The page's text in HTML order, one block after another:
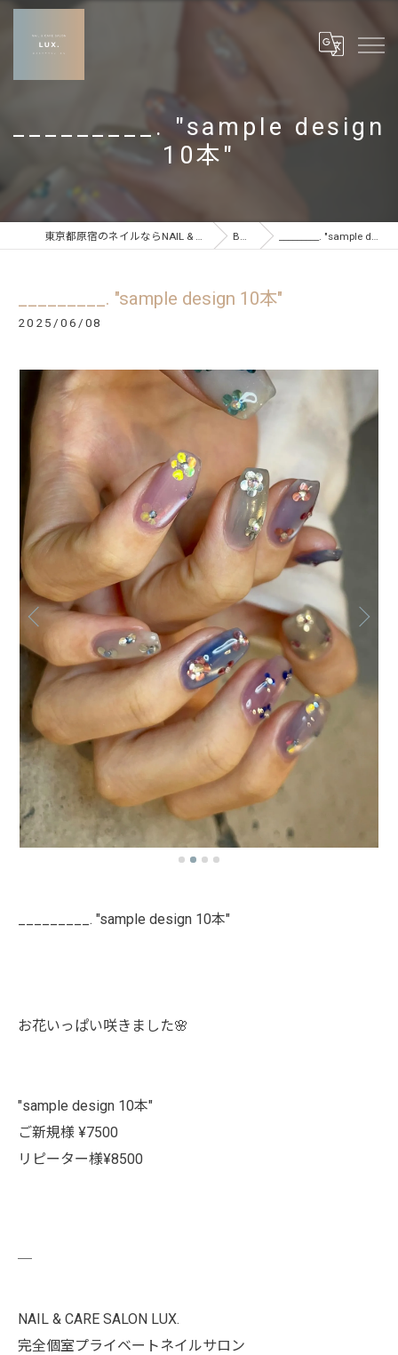
_________. "sample design
10本"
東京都原宿のネイルならNAIL & CARE SALON LUX BLOG _________. "sample design 10本"
_________. "sample design 10本"
2025/06/08
_________. "sample design 10本"
お花いっぱい咲きました🌸
"sample design 10本"
ご新規様 ¥7500
リピーター様¥8500
NAIL & CARE SALON LUX.
完全個室プライベートネイルサロン